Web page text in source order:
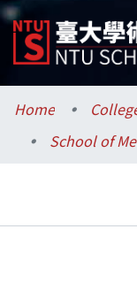
Communities
Research
Home